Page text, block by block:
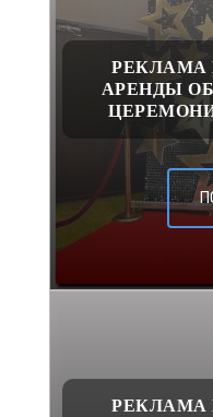
РЕКЛАМА
АРЕНДЫ
РЕКЛАМА